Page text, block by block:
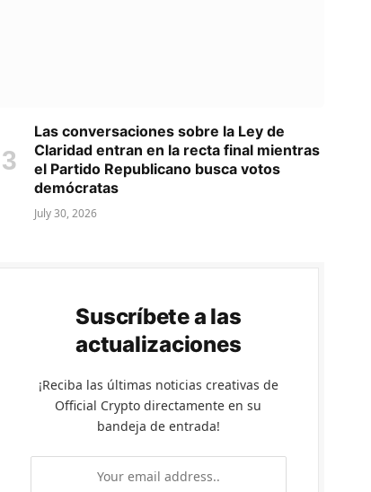
Las conversaciones sobre la Ley de
Claridad entran en la recta final mientras
el Partido Republicano busca votos
demócratas
July 30, 2026
Suscríbete a las
actualizaciones
¡Reciba las últimas noticias creativas de
Official Crypto directamente en su
bandeja de entrada!